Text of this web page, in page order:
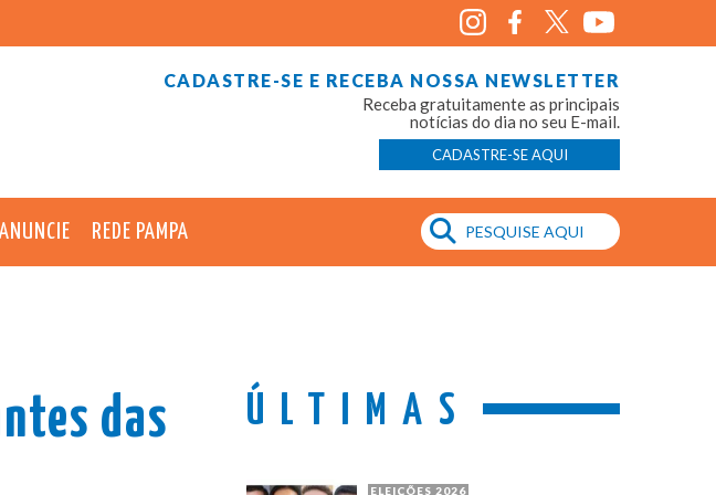
CADASTRE-SE E RECEBA NOSSA NEWSLETTER
Receba gratuitamente as principais
notícias do dia no seu E-mail.
CADASTRE-SE AQUI
ANUNCIE REDE PAMPA
das
ÚLTIMAS
ELEIÇÕES 2026